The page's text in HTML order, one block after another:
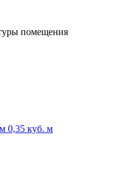
помещения
0,35 куб. м